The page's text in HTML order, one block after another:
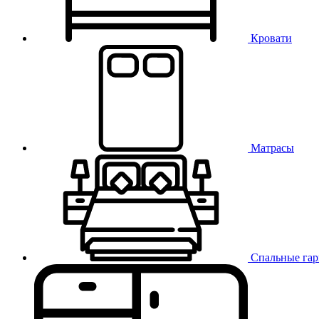
Кровати
Матрасы
Спальные